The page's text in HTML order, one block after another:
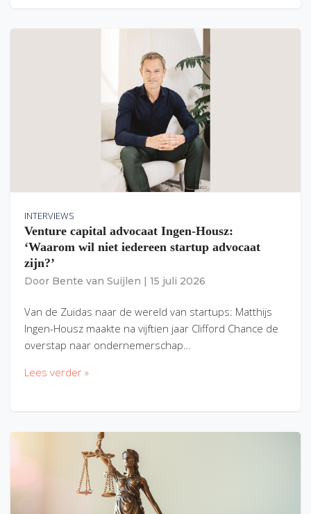
INTERVIEWS
Venture capital advocaat Ingen-Housz:
‘Waarom wil niet iedereen startup advocaat
zijn?’
Door Bente van Suijlen 15 juli 2026
Van de Zuidas naar de wereld van startups: Matthijs
Ingen-Housz maakte na vijftien jaar Clifford Chance de
overstap naar ondernemerschap…
Lees verder »